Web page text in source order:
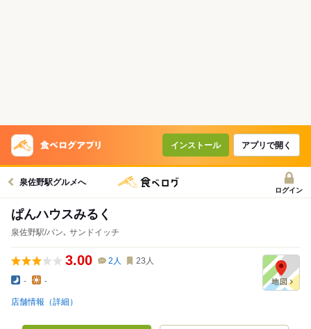
インストール アプリで開く
泉佐野駅グルメへ
ログイン
ぱんハウスみるく
泉佐野駅/パン､ サンドイッチ
3.00 2 人 23 人
- -
店舗情報（詳細）